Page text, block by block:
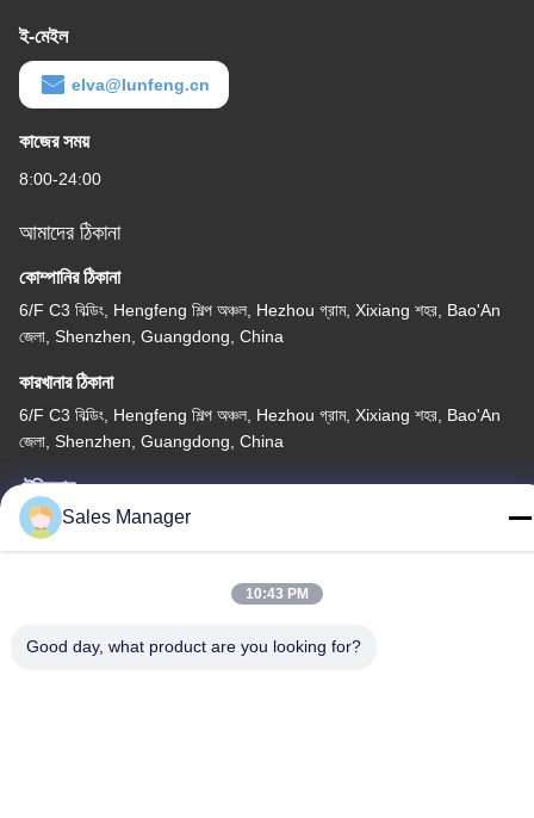
ই-মেইল
elva@lunfeng.cn
কাজের সময়
8:00-24:00
আমাদের ঠিকানা
কোম্পানির ঠিকানা
6/F C3 বিল্ডিং, Hengfeng শিল্প অঞ্চল, Hezhou গ্রাম, Xixiang শহর, Bao'An
জেলা, Shenzhen, Guangdong, China
কারখানার ঠিকানা
6/F C3 বিল্ডিং, Hengfeng শিল্প অঞ্চল, Hezhou গ্রাম, Xixiang শহর, Bao'An
জেলা, Shenzhen, Guangdong, China
টেলিফোন
86--13662697476
চীন ভালো মানের ধাতু গম্বুজ ঝিল্লি সুইচ সরবরাহকারী। কপিরাইট © -2026 Shenzhen
Sales Manager
10:43 PM
Good day, what product are you looking for?